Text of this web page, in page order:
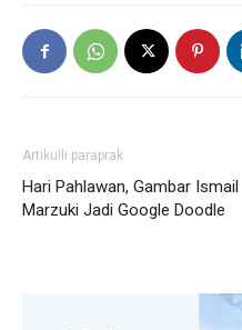
Artikulli paraprak
Hari Pahlawan, Gambar Ismail
Marzuki Jadi Google Doodle